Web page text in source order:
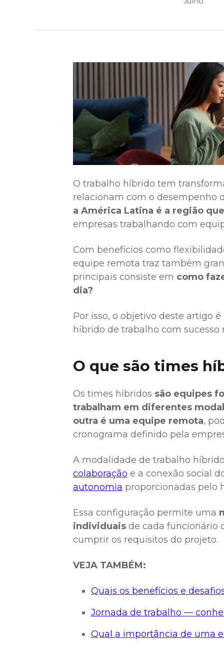
O trabalho híbrido tem
relacionam com o desempenho
a América Latina é a região
empresas trabalhando com
Com benefícios como
equipe remota traz também
principais consiste em como
dia?
Por isso, o objetivo deste artigo
híbrido de trabalho com sucesso
O que são times
Os times híbridos são equipes
trabalham em diferentes
outra é uma equipe remota,
cronograma definido pela
A modalidade de trabalho
colaboração e a conexão social
autonomia proporcionadas pelo
Essa configuração permite uma
individuais de cada funcionário
cumprir os requisitos do projeto.
VEJA TAMBÉM:
Quais os benefícios e
Jornada de trabalho —
Qual a importância de uma